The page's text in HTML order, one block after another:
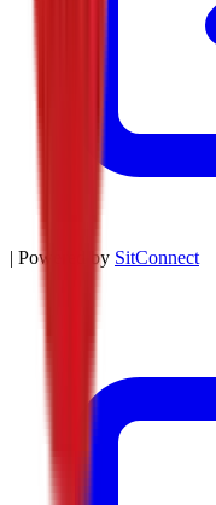
| Powered by SitConnect